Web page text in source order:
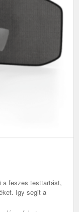
a feszes testtartást,
Igy segit a